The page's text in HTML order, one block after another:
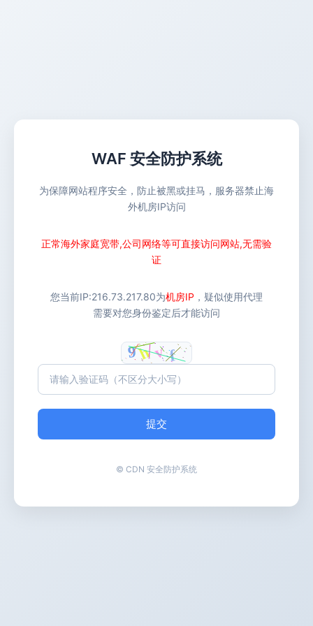
WAF 安全防护系统
为保障网站程序安全，防止被黑或挂马，服务器禁止海
外机房IP访问
正常海外家庭宽带,公司网络等可直接访问网站,无需验
证
您当前IP:216.73.217.80为机房IP ，疑似使用代理
需要对您身份鉴定后才能访问
提交
© CDN 安全防护系统